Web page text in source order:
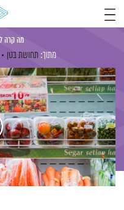
מה קרה
מתוך: תחושת בטן